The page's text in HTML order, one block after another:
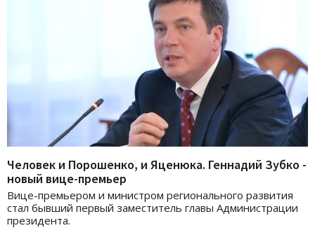
Человек и Порошенко, и Яценюка. Геннадий Зубко -
новый вице-премьер
Вице-премьером и министром регионального развития
стал бывший первый заместитель главы Администрации
президента.